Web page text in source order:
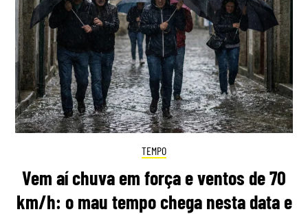
TEMPO
Vem aí chuva em força e ventos de 70
km/h: o mau tempo chega nesta data e